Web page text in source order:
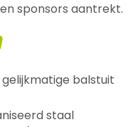
sponsors aantrekt.
balstuit
staal